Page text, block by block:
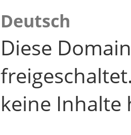
Deutsch
Diese
keine Inhalte